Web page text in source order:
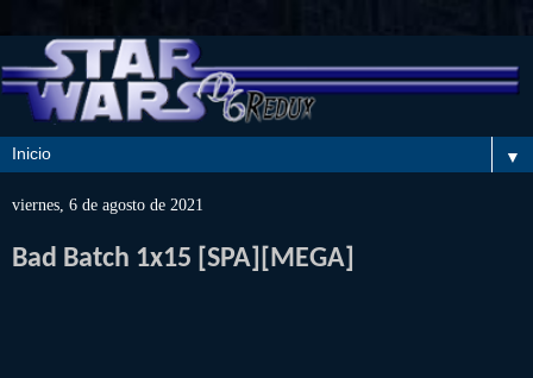
▼
viernes, 6 de agosto de 2021
Bad Batch 1x15 [SPA][MEGA]